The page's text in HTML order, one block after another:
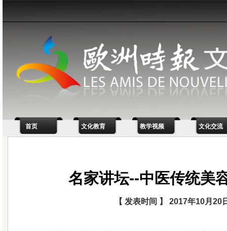
首页 文化教育 教学视频 文化交流
名家讲坛--中医传统美
【 发表时间 】 2017年10月20